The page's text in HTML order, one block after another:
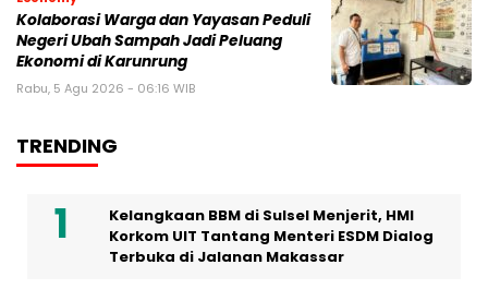
Kolaborasi Warga dan Yayasan Peduli
Negeri Ubah Sampah Jadi Peluang
Ekonomi di Karunrung
Rabu, 5 Agu 2026 - 06:16 WIB
TRENDING
Kelangkaan BBM di Sulsel Menjerit, HMI
Korkom UIT Tantang Menteri ESDM Dialog
Terbuka di Jalanan Makassar